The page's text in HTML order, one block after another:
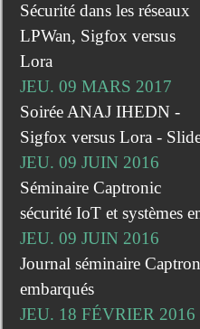
Sécurité dans les réseaux
LPWan, Sigfox versus
Lora
JEU. 09 MARS 2017
Soirée ANAJ IHEDN -
Sigfox versus Lora -
JEU. 09 JUIN 2016
Séminaire Captronic
sécurité IoT et systèmes
JEU. 09 JUIN 2016
Journal séminaire
embarqués
JEU. 18 FÉVRIER 2016